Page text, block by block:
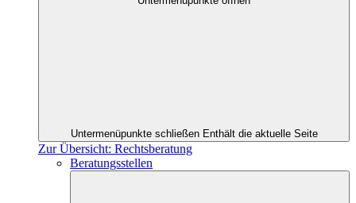
Untermenüpunkte schließen Enthält die aktuelle Seite
Zur Übersicht: Rechtsberatung
Beratungsstellen